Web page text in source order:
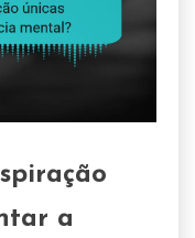
a